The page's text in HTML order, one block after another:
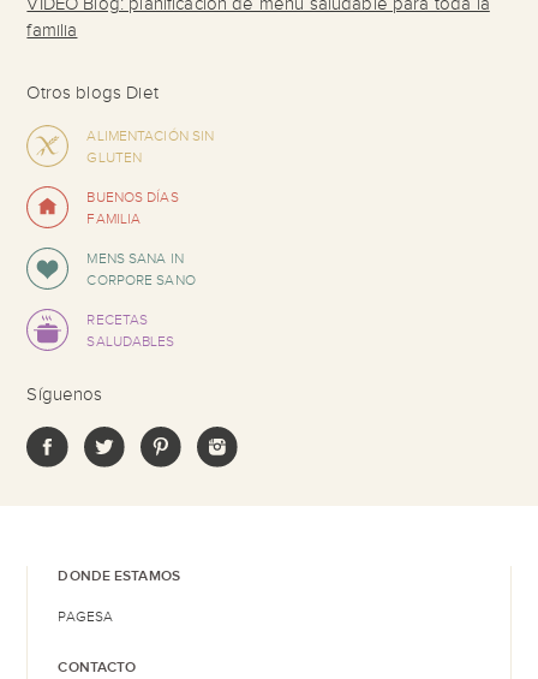
VIDEO Blog: planificación de menu saludable para toda la
familia
Otros blogs Diet
ALIMENTACIÓN SIN
GLUTEN
BUENOS DÍAS
FAMILIA
MENS SANA IN
CORPORE SANO
RECETAS
SALUDABLES
Síguenos
DONDE ESTAMOS
PAGESA
CONTACTO